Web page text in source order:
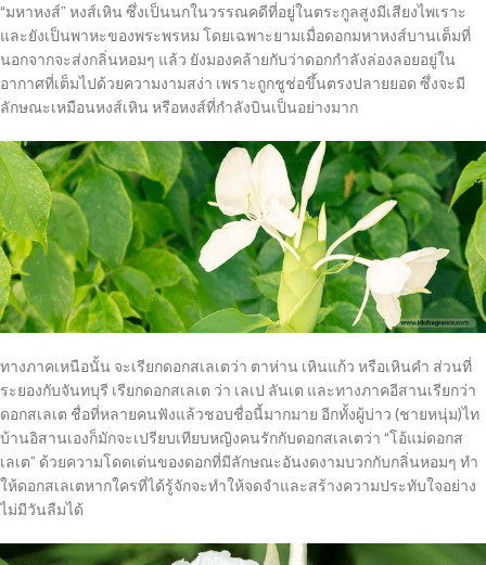
“มหาหงส์” หงส์เหิน ซึ่งเป็นนกในวรรณคดีที่อยู่ในตระกูลสูงมีเสียงไพเราะ
และยังเป็นพาหะของพระพรหม โดยเฉพาะยามเมื่อดอกมหาหงส์บานเต็มที่
นอกจากจะส่งกลิ่นหอมๆ แล้ว ยังมองคล้ายกับว่าดอกกำลังล่องลอยอยู่ใน
อากาศที่เต็มไปด้วยความงามสง่า เพราะถูกชูช่อขึ้นตรงปลายยอด ซึ่งจะมี
ลักษณะเหมือนหงส์เหิน หรือหงส์ที่กำลังบินเป็นอย่างมาก
ทางภาคเหนือนั้น จะเรียกดอกสเลเตว่า ตาห่าน เหินแก้ว หรือเหินคำ ส่วนที่
ระยองกับจันทบุรี เรียกดอกสเลเต ว่า เลเป ลันเต และทางภาคอีสานเรียกว่า
ดอกสเลเต ชื่อที่หลายคนฟังแล้วชอบชื่อนี้มากมาย อีกทั้งผู้บ่าว (ชายหนุ่ม)ไท
บ้านอิสานเองก็มักจะเปรียบเทียบหญิงคนรักกับดอกสเลเตว่า “โอ้แม่ดอกส
เลเต” ด้วยความโดดเด่นของดอกที่มีลักษณะอันงดงามบวกกับกลิ่นหอมๆ ทำ
ให้ดอกสเลเตหากใครที่ได้รู้จักจะทำให้จดจำและสร้างความประทับใจอย่าง
ไม่มีวันลืมได้